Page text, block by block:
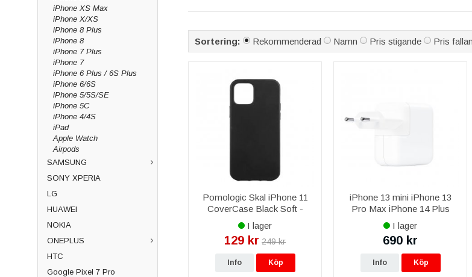
iPhone XS Max
iPhone X/XS
iPhone 8 Plus
iPhone 8
iPhone 7 Plus
iPhone 7
iPhone 6 Plus / 6S Plus
iPhone 6/6S
iPhone 5/5S/SE
iPhone 5C
iPhone 4/4S
iPad
Apple Watch
Airpods
SAMSUNG
SONY XPERIA
LG
HUAWEI
NOKIA
ONEPLUS
HTC
Google Pixel 7 Pro
Ja, alla tillbehör är anpassade specifikt för iPhone 11.
Sortering: Rekommenderad Namn Pris stigande Pris
Pomologic Skal iPhone 11
CoverCase Black Soft -
Stilrent och skyddande
I lager
129 kr 249 kr
Info Köp
iPhone 13 mini iPhone 13
Pro Max iPhone 14 Plus
iPhone 14 Pro Max iPhone
15 Plus iPhone 15 Pro Max
Apple 30W USB-C
MW2G3ZM/A Str
I lager
690 kr
Info Köp